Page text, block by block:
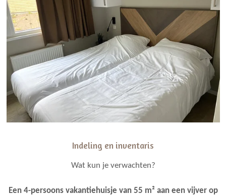
Indeling en inventaris
Wat kun je verwachten?
Een 4-persoons vakantiehuisje van 55 m² aan een vijver op